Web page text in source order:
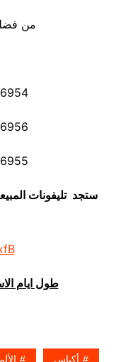
من
ستجد تليفونات
طول ايام
أكياس